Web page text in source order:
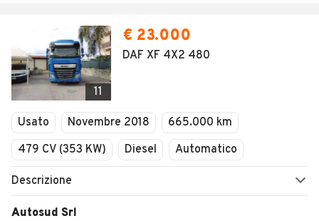
11
€ 23.000
DAF XF 4X2 480
Usato Novembre 2018
665.000 km
479 CV (353 KW)
Diesel Automatico
Descrizione
Autosud Srl